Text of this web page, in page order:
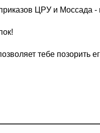
ЦРУ и Моссада -
тебе позорить